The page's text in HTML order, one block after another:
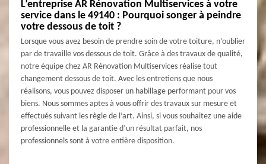
L’entreprise AR Rénovation Multiservices à votre
service dans le 49140 : Pourquoi songer à peindre
votre dessous de toit ?
Lorsque vous avez besoin de prendre soin de votre toiture, n’oublier
par de travaille vos dessous de toit. Grâce à des travaux de qualité,
notre équipe chez AR Rénovation Multiservices réalise tout
changement dessous de toit. Avec les entretiens que nous
réalisons, vous pouvez disposer un habillage performant pour vos
biens. Nous sommes aptes à vous offrir des travaux sur mesure et
effectués suivant les règle de l’art. Ainsi, si vous souhaitez une aide
professionnelle et la garantie d’un résultat parfait, nos
professionnels sont à votre entière disposition.